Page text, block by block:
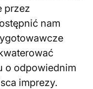
przez
nam
o odpowiednim
imprezy.